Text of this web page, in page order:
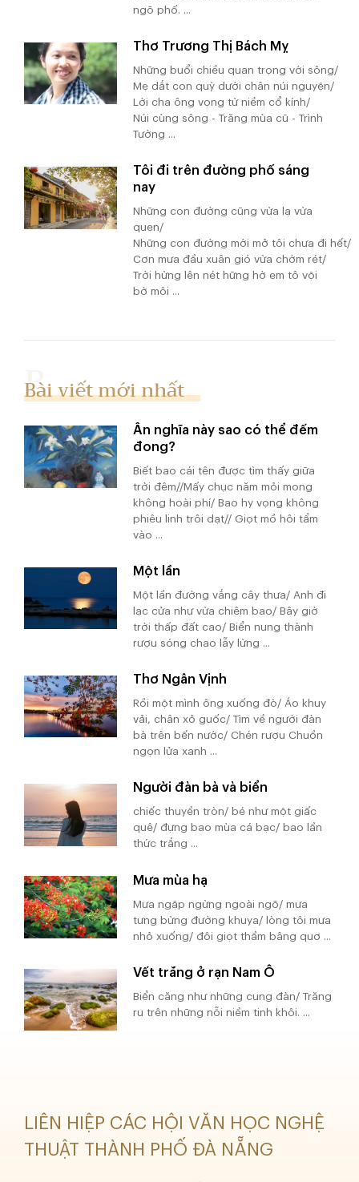
ngõ phố. ...
Thơ Trương Thị Bách Mỵ
Những buổi chiều quan trọng với sông/
Mẹ dắt con quỳ dưới chân núi nguyện/
Lời cha ông vọng từ niềm cổ kính/
Núi cùng sông - Trăng mùa cũ - Trình
Tường ...
Tôi đi trên đường phố sáng
nay
Những con đường cũng vừa lạ vừa
quen/
Những con đường mới mở tôi chưa đi hết/
Cơn mưa đầu xuân gió vừa chớm rét/
Trời hừng lên nét hững hờ em tô vội
bờ môi ...
Bài viết mới nhất
Ân nghĩa này sao có thể đếm
đong?
Biết bao cái tên được tìm thấy giữa
trời đêm//Mấy chục năm mỏi mong
không hoài phí/ Bao hy vọng không
phiêu linh trôi dạt// Giọt mồ hôi tẩm
vào ...
Một lần
Một lần đường vắng cây thưa/ Anh đi
lạc cửa như vừa chiêm bao/ Bây giờ
trời thấp đất cao/ Biển nung thành
rượu sóng chao lẫy lừng ...
Thơ Ngân Vịnh
Rồi một mình ông xuống đò/ Áo khuy
vải, chân xỏ guốc/ Tìm về người đàn
bà trên bến nước/ Chén rượu Chuồn
ngọn lửa xanh ...
Người đàn bà và biển
chiếc thuyền tròn/ bé như một giấc
quê/ đựng bao mùa cá bạc/ bao lần
thức trắng ...
Mưa mùa hạ
Mưa ngập ngừng ngoài ngõ/ mưa
tưng bừng đường khuya/ lòng tôi mưa
nhỏ xuống/ đôi giọt thầm bâng quơ ...
Vết trăng ở rạn Nam Ô
Biển căng như những cung đàn/ Trăng
ru trên những nỗi niềm tinh khôi. ...
LIÊN HIỆP CÁC HỘI VĂN HỌC NGHỆ
THUẬT THÀNH PHỐ ĐÀ NẴNG